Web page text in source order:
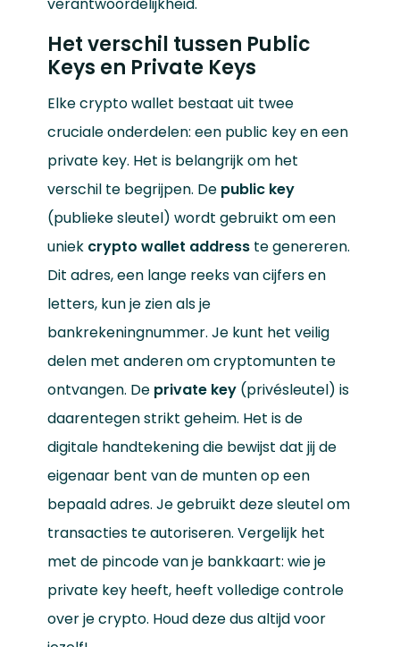
verantwoordelijkheid.
Het verschil tussen Public
Keys en Private Keys
Elke crypto wallet bestaat uit twee
cruciale onderdelen: een public key en een
private key. Het is belangrijk om het
verschil te begrijpen. De public key
(publieke sleutel) wordt gebruikt om een
uniek crypto wallet addresste genereren.
Dit adres, een lange reeks van cijfers en
letters, kun je zien als je
bankrekeningnummer. Je kunt het veilig
delen met anderen om cryptomunten te
ontvangen. De private key(privésleutel) is
daarentegen strikt geheim. Het is de
digitale handtekening die bewijst dat jij de
eigenaar bent van de munten op een
bepaald adres. Je gebruikt deze sleutel om
transacties te autoriseren. Vergelijk het
met de pincode van je bankkaart: wie je
private key heeft, heeft volledige controle
over je crypto. Houd deze dus altijd voor